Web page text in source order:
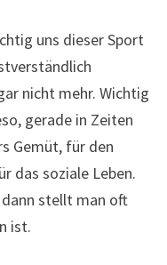
uns dieser Sport
nicht mehr. Wichtig
gerade in Zeiten
Gemüt, für den
das soziale Leben.
stellt man oft
ist.